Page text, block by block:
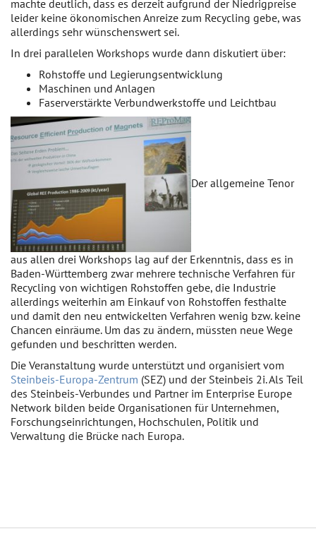
machte deutlich, dass es derzeit aufgrund der Niedrigpreise
leider keine ökonomischen Anreize zum Recycling gebe, was
allerdings sehr wünschenswert sei.
In drei parallelen Workshops wurde dann diskutiert über:
Rohstoffe und Legierungsentwicklung
Maschinen und Anlagen
Faserverstärkte Verbundwerkstoffe und Leichtbau
Der allgemeine Tenor
aus allen drei Workshops lag auf der Erkenntnis, dass es in
Baden-Württemberg zwar mehrere technische Verfahren für
Recycling von wichtigen Rohstoffen gebe, die Industrie
allerdings weiterhin am Einkauf von Rohstoffen festhalte
und damit den neu entwickelten Verfahren wenig bzw. keine
Chancen einräume. Um das zu ändern, müssten neue Wege
gefunden und beschritten werden.
Die Veranstaltung wurde unterstützt und organisiert vom
Steinbeis-Europa-Zentrum (SEZ) und der Steinbeis 2i. Als Teil
des Steinbeis-Verbundes und Partner im Enterprise Europe
Network bilden beide Organisationen für Unternehmen,
Forschungseinrichtungen, Hochschulen, Politik und
Verwaltung die Brücke nach Europa.